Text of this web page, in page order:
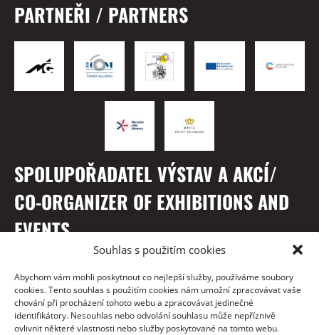
Souhlas s použitím cookies
Abychom vám mohli poskytnout co nejlepší služby, používáme soubory
cookies. Tento souhlas s použitím cookies nám umožní zpracovávat vaše
chování při procházení tohoto webu a zpracovávat jedinečné
identifikátory. Nesouhlas nebo odvolání souhlasu může nepříznivě
ovlivnit některé vlastnosti nebo služby poskytované na tomto webu.
PARTNEŘI / PARTNERS
SPOLUPOŘADATEL VÝSTAV A AKCÍ/
CO-ORGANIZER OF EXHIBITIONS AND
EVENTS